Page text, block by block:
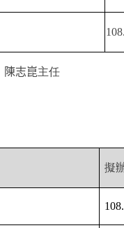
陳志崑主任
擬